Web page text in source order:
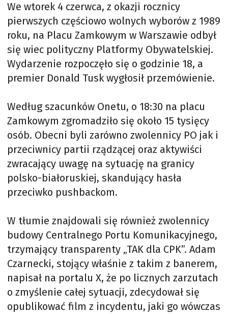
We wtorek 4 czerwca, z okazji rocznicy
pierwszych częściowo wolnych wyborów z 1989
roku, na Placu Zamkowym w Warszawie odbył
się wiec polityczny Platformy Obywatelskiej.
Wydarzenie rozpoczęło się o godzinie 18, a
premier Donald Tusk wygłosił przemówienie.
Według szacunków Onetu, o 18:30 na placu
Zamkowym zgromadziło się około 15 tysięcy
osób. Obecni byli zarówno zwolennicy PO jak i
przeciwnicy partii rządzącej oraz aktywiści
zwracający uwagę na sytuację na granicy
polsko-białoruskiej, skandujący hasła
przeciwko pushbackom.
W tłumie znajdowali się również zwolennicy
budowy Centralnego Portu Komunikacyjnego,
trzymający transparenty „TAK dla CPK”. Adam
Czarnecki, stojący właśnie z takim z banerem,
napisał na portalu X, że po licznych zarzutach
o zmyślenie całej sytuacji, zdecydował się
opublikować film z incydentu, jaki go wówczas